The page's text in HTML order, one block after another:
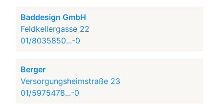
Baddesign GmbH
Feldkellergasse 22
01/8035850...-0
Berger
Versorgungsheimstraße 23
01/5975478...-0